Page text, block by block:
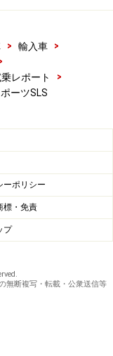
> 輸入車
>
レポート
>
ーツSLS
ーポリシー
標・免責
プ
無断複写・転載・公衆送信等